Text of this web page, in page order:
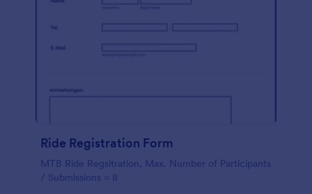
Ride Registration Form
MTB Ride Regsitration, Max. Number of Participants
/ Submissions = 8